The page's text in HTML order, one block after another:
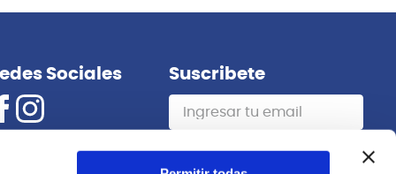
Sociales Suscribete
Suscribirme